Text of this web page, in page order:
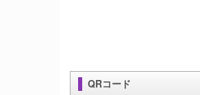
QRコード